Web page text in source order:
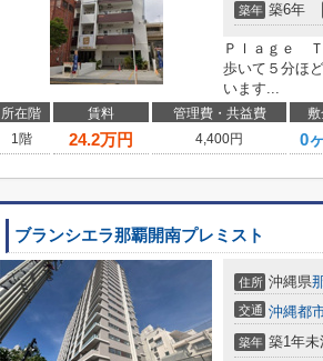
築年 築6年
Ｐｌａｇｅ
歩いて５分ほ
います...
所在階 賃料 管理費・共益費 敷
1階
24.2万円 4,400円 0
ブランシエラ那覇開南プレミスト
住所 沖縄県
交通 沖縄都
築年 築1年未